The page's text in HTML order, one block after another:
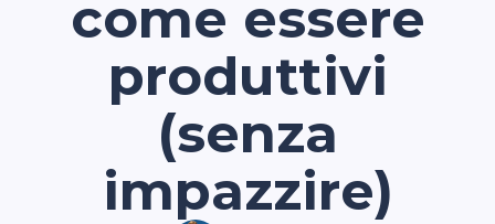
come essere
produttivi
(senza
impazzire)